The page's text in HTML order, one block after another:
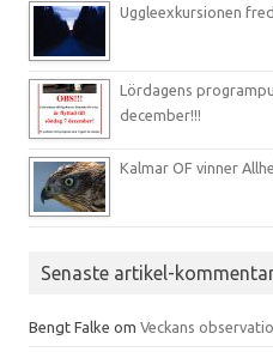
Uggleexkursionen
Lördagens
december!!!
Kalmar OF vinner
Senaste artikel-
Bengt Falke om Veckans